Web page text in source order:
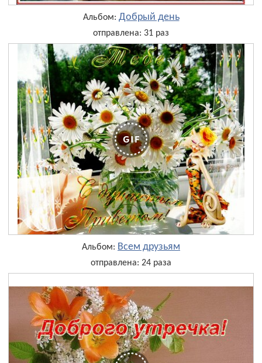
Альбом: Добрый день
отправлена: 31 раз
Альбом: Всем друзьям
отправлена: 24 раза